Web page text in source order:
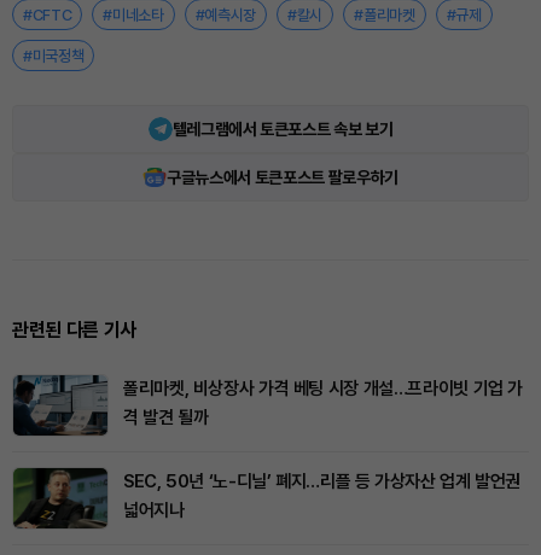
#CFTC #미네소타 #예측시장 #칼시 #폴리마켓 #규제
#미국정책
텔레그램에서 토큰포스트 속보 보기
구글뉴스에서 토큰포스트 팔로우하기
관련된 다른 기사
폴리마켓, 비상장사 가격 베팅 시장 개설…프라이빗 기업 가
격 발견 될까
SEC, 50년 ‘노-디닐’ 폐지…리플 등 가상자산 업계 발언권
넓어지나